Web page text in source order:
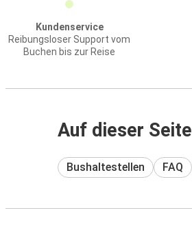
Kundenservice
Reibungsloser Support vom
Buchen bis zur Reise
Auf dieser Seite
Bushaltestellen FAQ